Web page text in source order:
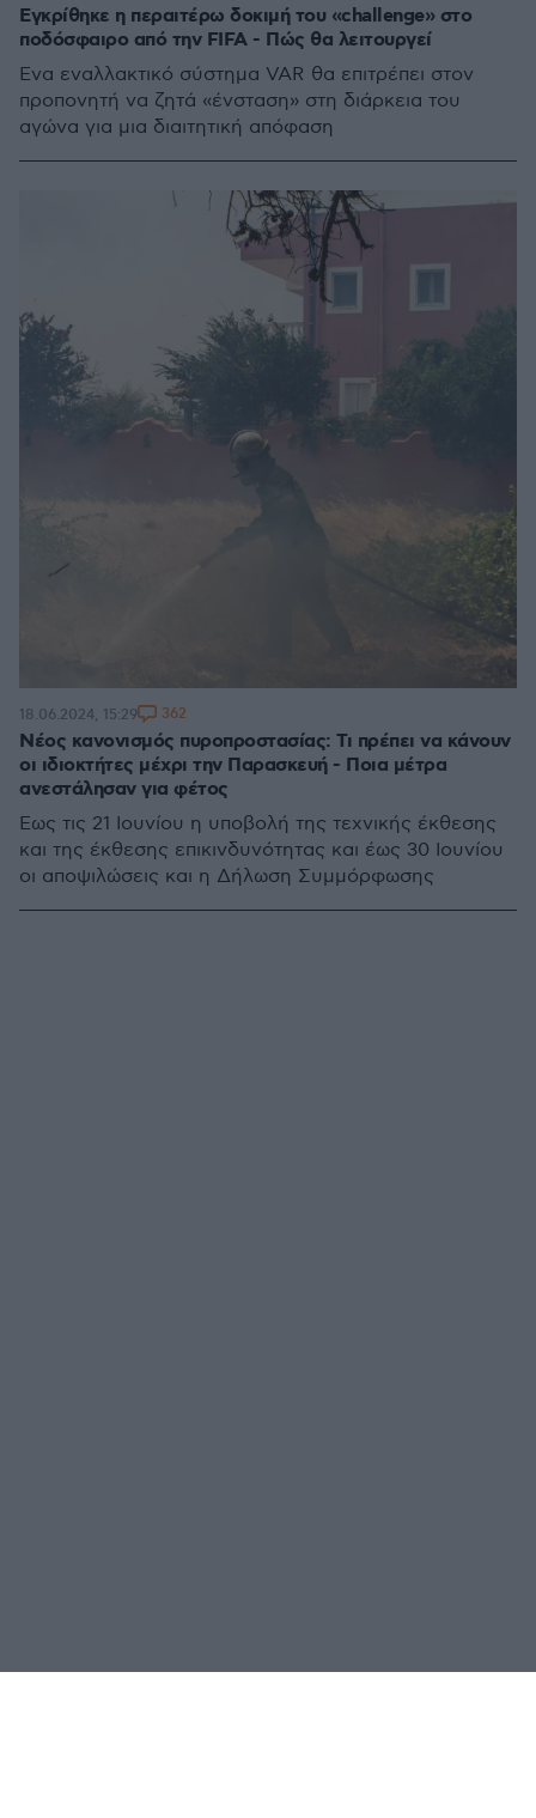
Εγκρίθηκε η περαιτέρω δοκιμή του «challenge» στο
ποδόσφαιρο από την FIFA - Πώς θα λειτουργεί
Ενα εναλλακτικό σύστημα VAR θα επιτρέπει στον
προπονητή να ζητά «ένσταση» στη διάρκεια του
αγώνα για μια διαιτητική απόφαση
Νέος κανονισμός πυροπροστασίας: Τι πρέπει να κάνουν
οι ιδιοκτήτες μέχρι την Παρασκευή - Ποια μέτρα
ανεστάλησαν για φέτος
Εως τις 21 Ιουνίου η υποβολή της τεχνικής έκθεσης
και της έκθεσης επικινδυνότητας και έως 30 Ιουνίου
οι αποψιλώσεις και η Δήλωση Συμμόρφωσης
18.06.2024, 15:29 362